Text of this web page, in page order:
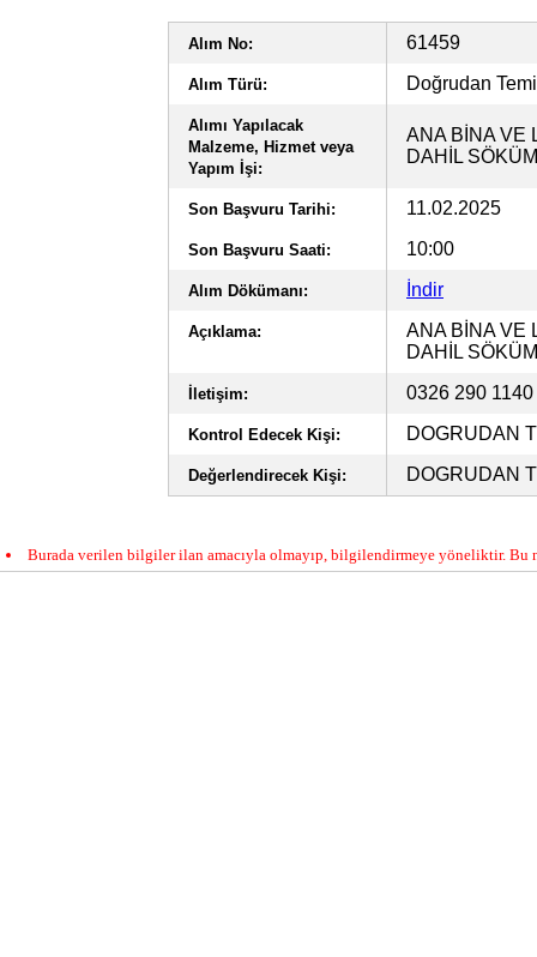
Alım No: 61459
Alım Türü: Doğrudan
Alımı Yapılacak
Malzeme, Hizmet veya
Yapım İşi:
ANA BİNA VE
DAHİL
Son Başvuru Tarihi: 11.02.2025
Son Başvuru Saati: 10:00
Alım Dökümanı: İndir
Açıklama:
ANA BİNA VE
DAHİL
İletişim: 0326 290 1140
Kontrol Edecek Kişi: DOGRUDAN
Değerlendirecek Kişi: DOGRUDAN
Burada verilen bilgiler ilan amacıyla olmayıp, bilgilendirmeye yöneliktir. Bu